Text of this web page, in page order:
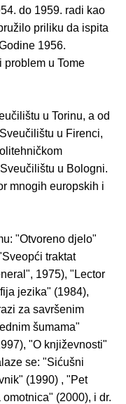
do 1959. radi kao
priliku da ispita
1956.
u Tome
u Torinu, a od
u Firenci,
u Bologni.
mnogih europskih i
"Otvoreno djelo"
traktat
1975), "Lector
jezika" (1984),
za savršenim
šumama"
"O književnosti"
se: "Sićušni
(1990) , "Pet
(2000), i dr.